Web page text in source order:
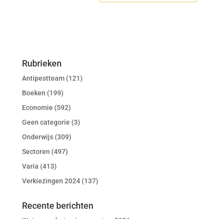
Rubrieken
Antipestteam(121)
Boeken (199)
Economie (592)
Geen categorie (3)
Onderwijs(309)
Sectoren (497)
Varia (413)
Verkiezingen 2024(137)
Recente berichten